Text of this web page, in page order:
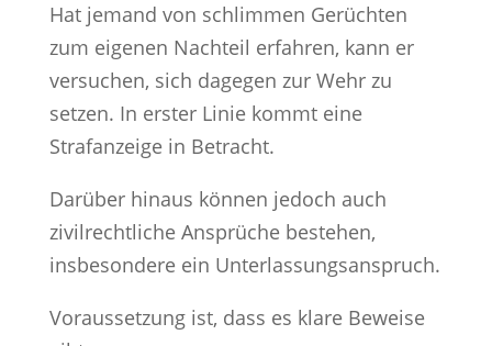
Hat jemand von schlimmen Gerüchten
zum eigenen Nachteil erfahren, kann er
versuchen, sich dagegen zur Wehr zu
setzen. In erster Linie kommt eine
Strafanzeige in Betracht.
Darüber hinaus können jedoch auch
zivilrechtliche Ansprüche bestehen,
insbesondere ein Unterlassungsanspruch.
Voraussetzung ist, dass es klare Beweise